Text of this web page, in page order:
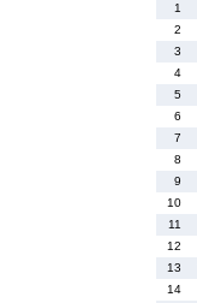
1
2
3
4
5
6
7
8
9
10
11
12
13
14